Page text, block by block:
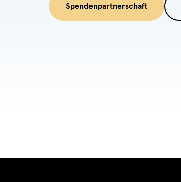
Spendenpartnerschaft